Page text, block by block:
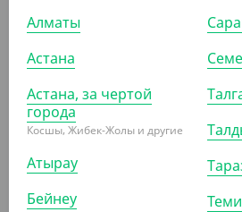
СООБЩИТЬ О
АРТ. 1300216 АРТ.
Алматы
Астана
Астана, за чертой
города
Косшы, Жибек-Жолы и другие
Атырау
Бейнеу